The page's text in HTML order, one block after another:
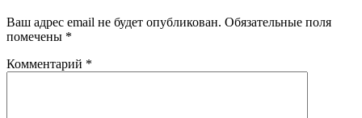
Ваш адрес email не будет опубликован. Обязательные поля
помечены *
Комментарий *